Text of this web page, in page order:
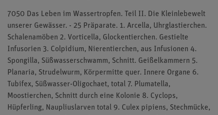
7050 Das Leben im Wassertropfen. Teil II. Die Kleinlebewelt
unserer Gewässer. - 25 Präparate. 1. Arcella, Uhrglastierchen.
Schalenamöben 2. Vorticella, Glockentierchen. Gestielte
Infusorien 3. Colpidium, Nierentierchen, aus Infusionen 4.
Spongilla, Süßwasserschwamm, Schnitt. Geißelkammern 5.
Planaria, Strudelwurm, Körpermitte quer. Innere Organe 6.
Tubifex, Süßwasser-Oligochaet, total 7. Plumatella,
Moostierchen, Schnitt durch eine Kolonie 8. Cyclops,
Hüpferling, Naupliuslarven total 9. Culex pipiens, Stechmücke,